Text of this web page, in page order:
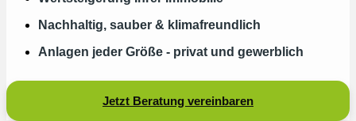
Nachhaltig, sauber & klimafreundlich​
Anlagen jeder Größe - privat und gewerblich
Jetzt Beratung vereinbaren